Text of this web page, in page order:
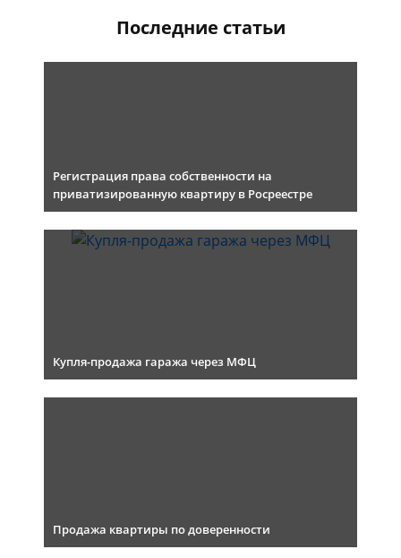
Последние статьи
Регистрация права собственности на
приватизированную квартиру в Росреестре
Купля-продажа гаража через МФЦ
Продажа квартиры по доверенности